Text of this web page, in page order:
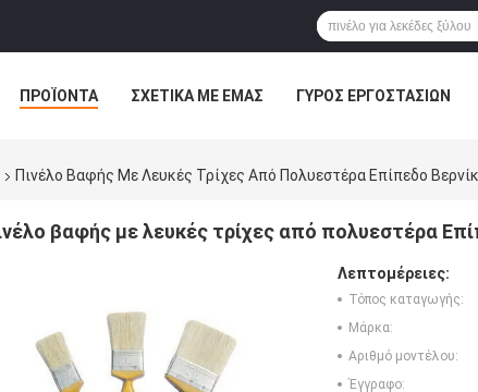
ΠΡΟΪΌΝΤΑ ΣΧΕΤΙΚΆ ΜΕ ΕΜΆΣ ΓΎΡΟΣ ΕΡΓΟΣΤΑΣΊΩΝ
Πινέλο Βαφής Με Λευκές Τρίχες Από Πολυεστέρα Επίπεδο
βαφής με λευκές τρίχες από πολυεστέρα
Λεπτομέρειες:
Τόπος καταγωγής:
Μάρκα:
Αριθμό μοντέλου:
Έγγραφο: